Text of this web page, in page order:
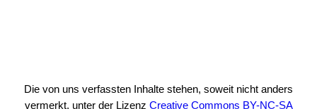
Die von uns verfassten Inhalte stehen, soweit nicht anders
vermerkt, unter der Lizenz Creative Commons BY-NC-SA